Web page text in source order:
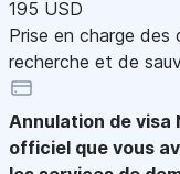
195 USD
Prise en charge des
recherche et de
Annulation de visa
officiel que vous